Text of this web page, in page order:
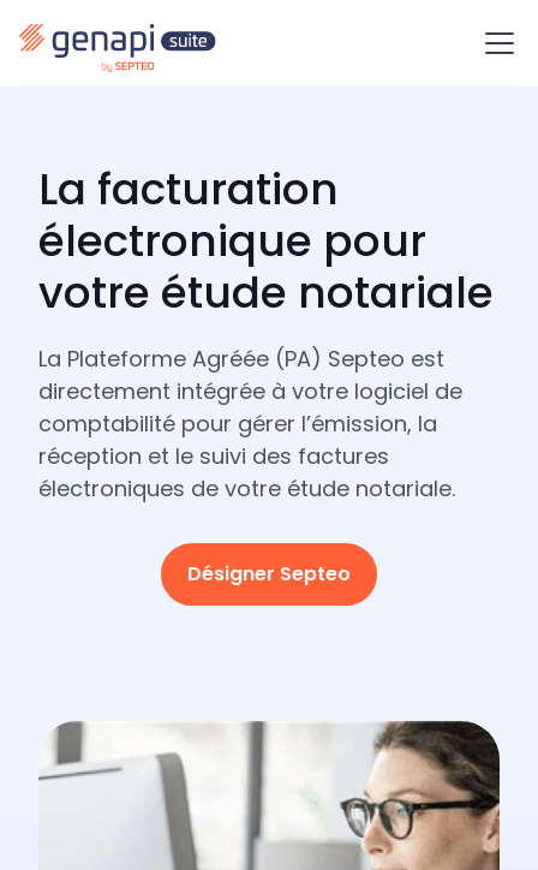
La facturation
électronique pour
votre étude notariale
La Plateforme Agréée (PA) Septeo est
directement intégrée à votre logiciel de
comptabilité pour gérer l’émission, la
réception et le suivi des factures
électroniques de votre étude notariale.
Désigner Septeo